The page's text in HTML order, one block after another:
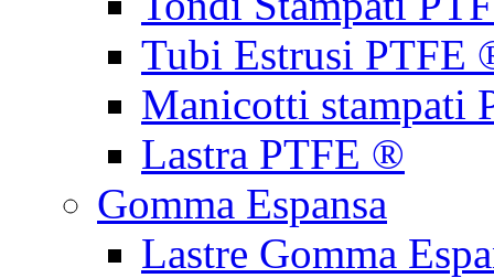
Tubi Estrusi PTFE
Manicotti stampati
Lastra PTFE ®
Gomma Espansa
Lastre Gomma